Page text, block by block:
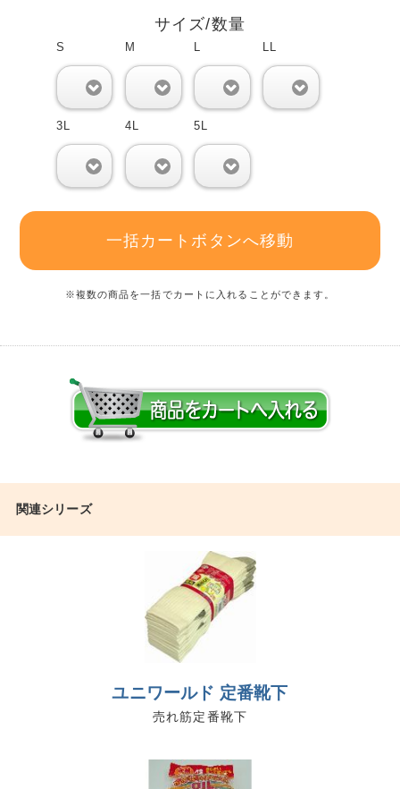
サイズ/数量
S M L LL
3L 4L 5L
一括カートボタンへ移動
※複数の商品を一括でカートに入れることができます。
関連シリーズ
ユニワールド 定番靴下
売れ筋定番靴下